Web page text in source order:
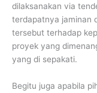
dilaksanakan via
terdapatnya jaminan
tersebut terhadap
proyek yang
yang di sepakati.
Begitu juga apabila